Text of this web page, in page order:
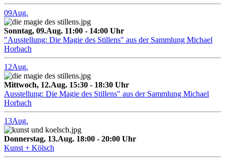
09Aug.
Sonntag, 09.Aug. 11:00 - 14:00 Uhr
"Ausstellung: Die Magie des Stillens" aus der Sammlung Michael
Horbach
12Aug.
Mittwoch, 12.Aug. 15:30 - 18:30 Uhr
Ausstellung: Die Magie des Stillens" aus der Sammlung Michael
Horbach
13Aug.
Donnerstag, 13.Aug. 18:00 - 20:00 Uhr
Kunst + Kölsch